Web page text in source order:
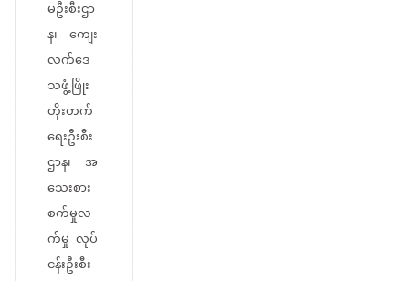
မဦးစီးဌာ
န၊ ကျေး
လက်ဒေ
သဖွံ့ဖြိုး
တိုးတက်
ရေးဦးစီး
ဌာန၊ အ
သေးစား
စက်မှုလ
က်မှု လုပ်
ငန်းဦးစီး